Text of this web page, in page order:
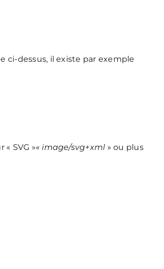
ci-dessus, il existe par exemple
« SVG »« image/svg+xml» ou plus